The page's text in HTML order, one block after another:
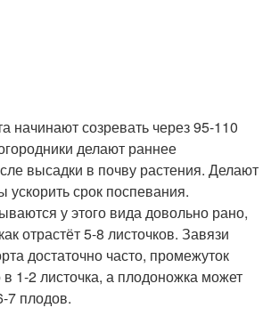
начинают созревать через 95-110
делают раннее
высадки в почву растения. Делают
ускорить срок поспевания.
у этого вида довольно рано,
отрастёт 5-8 листочков. Завязи
достаточно часто, промежуток
1-2 листочка, а плодоножка может
7 плодов.